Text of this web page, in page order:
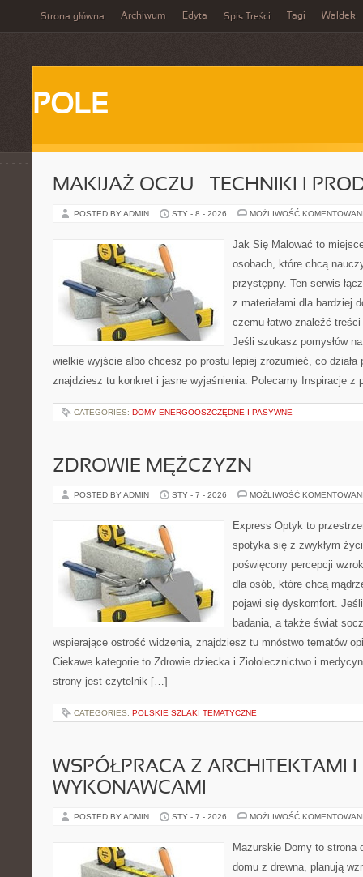
Strona główna Archiwum Edyta Spis Treści Tagi Waldek
POLE
MAKIJAŻ OCZU – TECHNIKI I
POSTED BY ADMIN STY - 8 - 2026 MOŻLIWOŚĆ
Jak Się Malować to
osobach, które chcą
przystępny. Ten serwis
z materiałami dla bardziej
czemu łatwo znaleźć
Jeśli szukasz pomysłów
wielkie wyjście albo chcesz po prostu lepiej zrozumieć, co działa
znajdziesz tu konkret i jasne wyjaśnienia. Polecamy Inspiracje
CATEGORIES: DOMY ENERGOOSZCZĘDNE I PASYWNE
ZDROWIE MĘŻCZYZN
POSTED BY ADMIN STY - 7 - 2026 MOŻLIWOŚĆ
Express Optyk to
spotyka się z zwykłym
poświęcony percepcji
dla osób, które chcą
pojawi się dyskomfort.
badania, a także świat
wspierające ostrość widzenia, znajdziesz tu mnóstwo tematów
Ciekawe kategorie to Zdrowie dziecka i Ziołolecznictwo i
strony jest czytelnik […]
CATEGORIES: POLSKIE SZLAKI TEMATYCZNE
WSPÓŁPRACA Z ARCHITEKTAMI I
WYKONAWCAMI
POSTED BY ADMIN STY - 7 - 2026 MOŻLIWOŚĆ
Mazurskie Domy to strona
domu z drewna, planują